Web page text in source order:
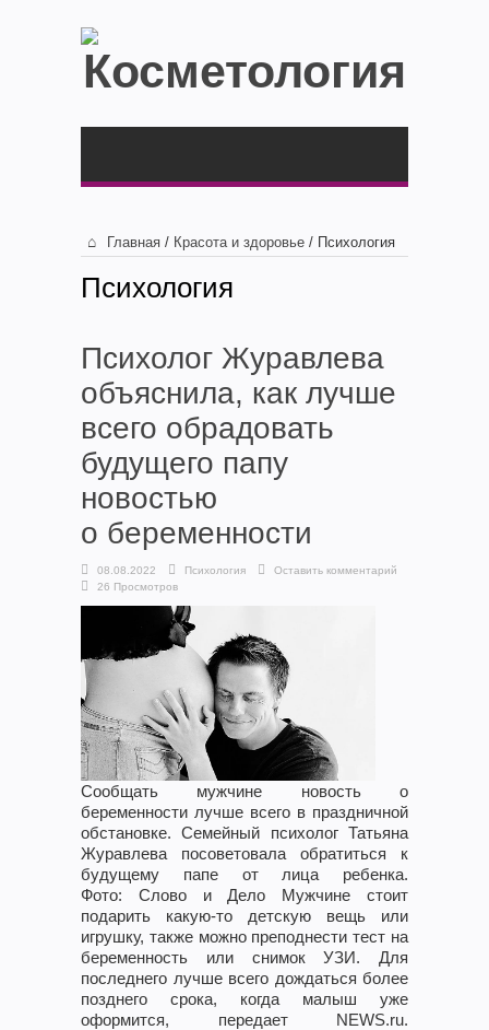
Главная / Красота и здоровье / Психология
Психология
Психолог Журавлева
объяснила, как лучше
всего обрадовать
будущего папу
новостью
о беременности
08.08.2022 Психология
Оставить комментарий
26 Просмотров
Сообщать мужчине новость о
беременности лучше всего в праздничной
обстановке. Семейный психолог Татьяна
Журавлева посоветовала обратиться к
будущему папе от лица ребенка.
Фото: Слово и Дело Мужчине стоит
подарить какую-то детскую вещь или
игрушку, также можно преподнести тест на
беременность или снимок УЗИ. Для
последнего лучше всего дождаться более
позднего срока, когда малыш уже
оформится, передает NEWS.ru.